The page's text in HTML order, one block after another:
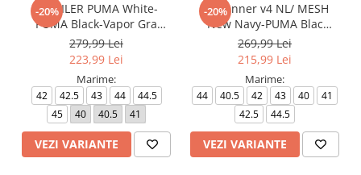
-20%
ST MILER PUMA White-
PUMA Black-Vapor Gra
401622-02
279,99 Lei
223,99 Lei
Marime:
42 42.5 43 44
44.5
45
40 40.5 41
VEZI VARIANTE
-20%
ST Runner v4 NL/ MESH
New Navy-PUMA Blac
404743-04
269,99 Lei
215,99 Lei
Marime:
44 40.5 42 43 40
41
42.5
44.5
VEZI VARIANTE